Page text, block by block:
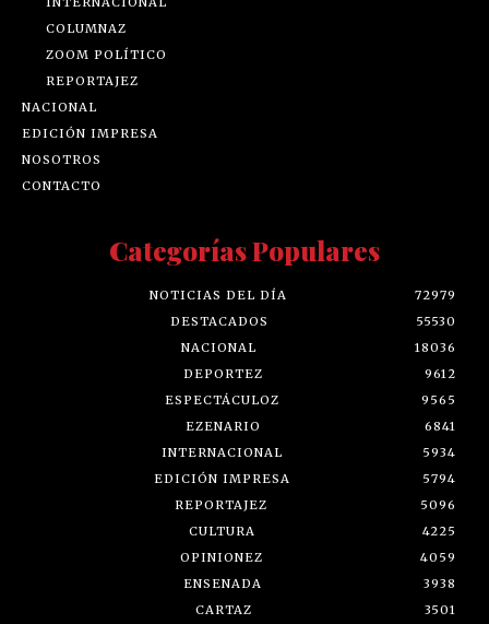
COLUMNAZ
ZOOM POLÍTICO
REPORTAJEZ
NACIONAL
EDICIÓN IMPRESA
NOSOTROS
CONTACTO
Categorías Populares
NOTICIAS DEL DÍA
72979
DESTACADOS
55530
NACIONAL
18036
DEPORTEZ
9612
ESPECTÁCULOZ
9565
EZENARIO
6841
INTERNACIONAL
5934
EDICIÓN IMPRESA
5794
REPORTAJEZ
5096
CULTURA
4225
OPINIONEZ
4059
ENSENADA
3938
CARTAZ
3501